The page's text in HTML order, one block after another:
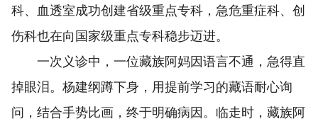
科、血透室成功创建省级重点专科，急危重症科、创
伤科也在向国家级重点专科稳步迈进。
一次义诊中，一位藏族阿妈因语言不通，急得直
掉眼泪。杨建纲蹲下身，用提前学习的藏语耐心询
问，结合手势比画，终于明确病因。临走时，藏族阿